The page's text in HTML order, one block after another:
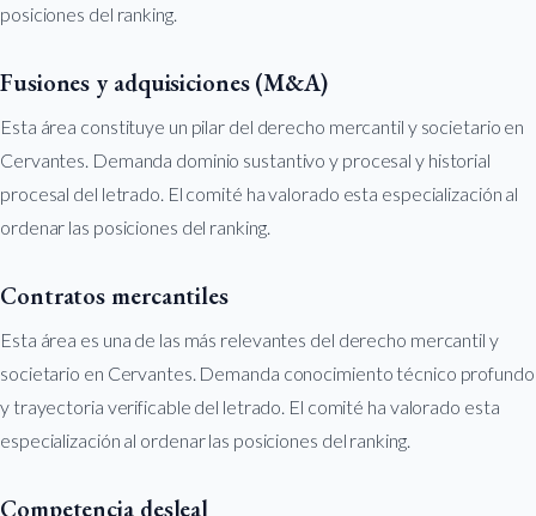
posiciones del ranking.
Fusiones y adquisiciones (M&A)
Esta área constituye un pilar del derecho mercantil y societario en
Cervantes. Demanda dominio sustantivo y procesal y historial
procesal del letrado. El comité ha valorado esta especialización al
ordenar las posiciones del ranking.
Contratos mercantiles
Esta área es una de las más relevantes del derecho mercantil y
societario en Cervantes. Demanda conocimiento técnico profundo
y trayectoria verificable del letrado. El comité ha valorado esta
especialización al ordenar las posiciones del ranking.
Competencia desleal